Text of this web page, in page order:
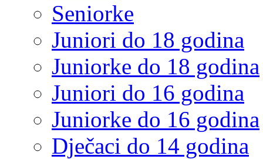
Seniorke
Juniori do 18 godina
Juniorke do 18 godina
Juniori do 16 godina
Juniorke do 16 godina
Dječaci do 14 godina